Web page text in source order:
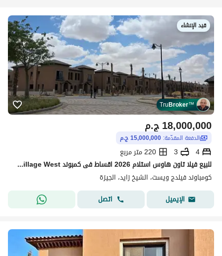
قيد الإنشاء
TruBroker™
ج.م18,000,000
الدفعة المقدّمة: 15,000,000 ج.م
4
3
220 متر مربع
للبيع فيلا تاون هاوس استلام 2026 اقساط فى كمبوند Village West الشيخ زايد
كومباوند فيلدج ويست، الشيخ زايد، الجيزة
الإيميل
اتصل